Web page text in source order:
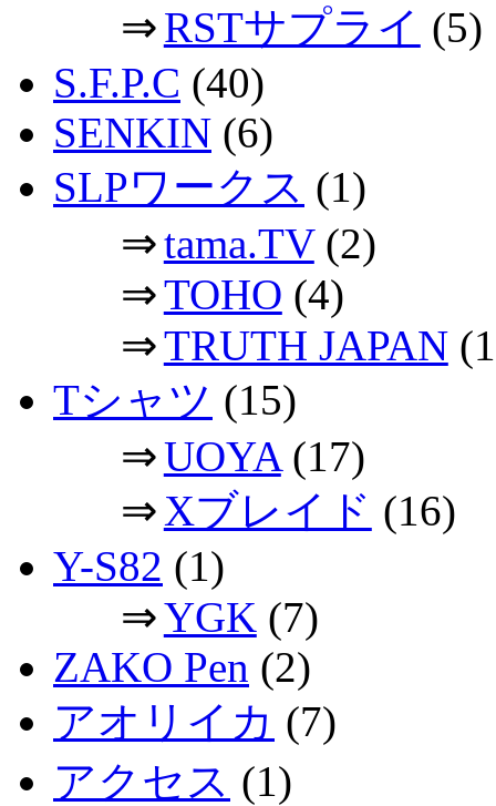
⇒RSTサプライ (5)
S.F.P.C (40)
SENKIN (6)
SLPワークス (1)
⇒tama.TV(2)
⇒TOHO (4)
⇒TRUTH JAPAN
Tシャツ (15)
⇒UOYA(17)
⇒Xブレイド (16)
Y-S82 (1)
⇒YGK (7)
ZAKO Pen (2)
アオリイカ (7)
アクセス (1)